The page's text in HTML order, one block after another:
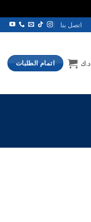
اتصل بنا
د.ك اتمام الطلبات